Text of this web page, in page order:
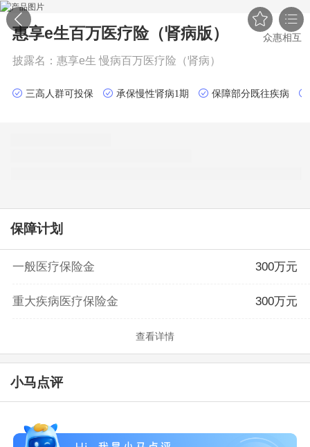
 
惠享e生百万医疗险（肾病版） 众惠相互
披露名： 惠享e生 慢病百万医疗险（肾病）
三高人群可投保 承保慢性肾病1期 保障部分既往疾病
保障计划
一般医疗保险金 300万元
重大疾病医疗保险金 300万元
查看详情
小马点评